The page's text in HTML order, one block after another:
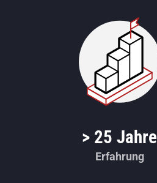
> 25 Jahre
Erfahrung